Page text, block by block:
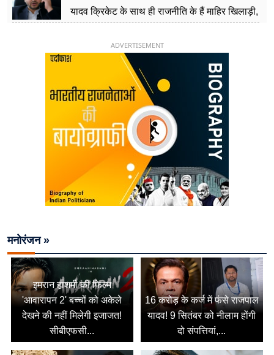
यादव क्रिकेट के साथ ही राजनीति के हैं माहिर खिलाड़ी,
ADVERTISEMENT
मनोरंजन »
इमरान हाशमी की फिल्म
'आवारापन 2' बच्चों को अकेले
देखने की नहीं मिलेगी इजाजत!
सीबीएफसी...
16 करोड़ के कर्ज में फंसे राजपाल
यादव! 9 सितंबर को नीलाम होंगी
दो संपत्तियां,...